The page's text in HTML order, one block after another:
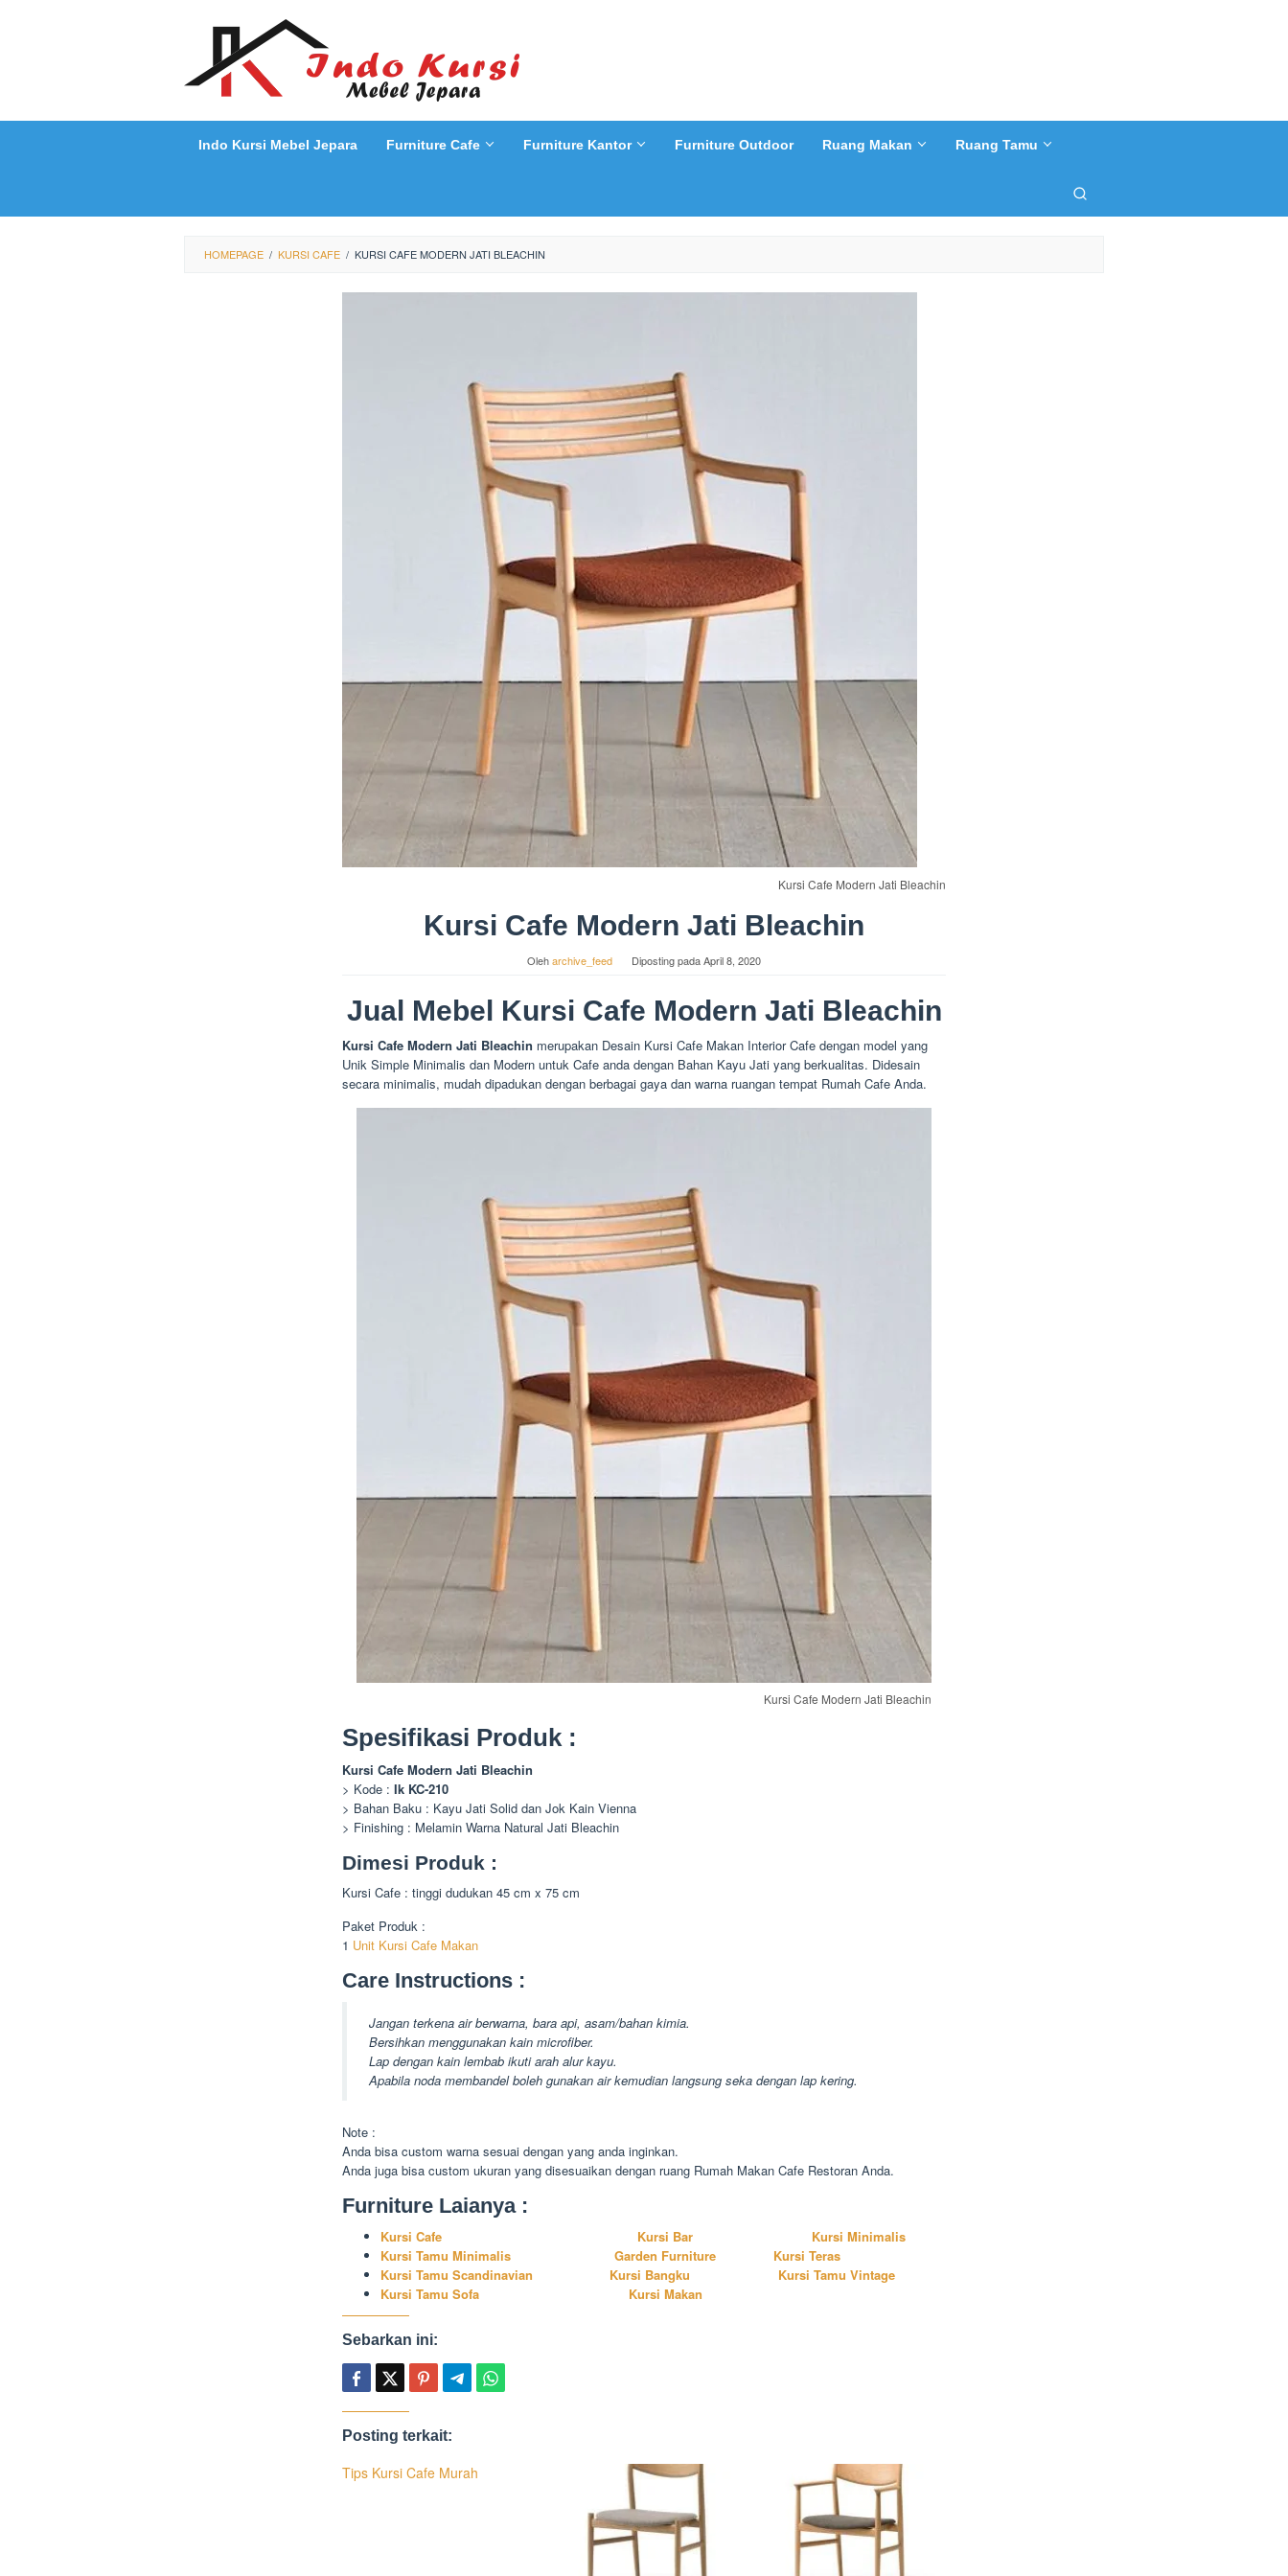
Indo Kursi Mebel Jepara Furniture Cafe Furniture Kantor Furniture Outdoor Ruang Makan Ruang Tamu
HOMEPAGE / KURSI CAFE / KURSI CAFE MODERN JATI BLEACHIN
Kursi Cafe Modern Jati Bleachin
Kursi Cafe Modern Jati Bleachin
Oleharchive_feed Diposting padaApril 8, 2020
Jual Mebel Kursi Cafe Modern Jati Bleachin
Kursi Cafe Modern Jati Bleachin merupakan Desain Kursi Cafe Makan Interior Cafe dengan model yang
Unik Simple Minimalis dan Modern untuk Cafe anda dengan Bahan Kayu Jati yang berkualitas. Didesain
secara minimalis, mudah dipadukan dengan berbagai gaya dan warna ruangan tempat Rumah Cafe Anda.
Kursi Cafe Modern Jati Bleachin
Spesifikasi Produk :
Kursi Cafe Modern Jati Bleachin
> Kode : Ik KC-210
> Bahan Baku : Kayu Jati Solid dan Jok Kain Vienna
> Finishing : Melamin Warna Natural Jati Bleachin
Dimesi Produk :
Kursi Cafe : tinggi dudukan 45 cm x 75 cm
Paket Produk :
1 Unit Kursi Cafe Makan
Care Instructions :
Jangan terkena air berwarna, bara api, asam/bahan kimia.
Bersihkan menggunakan kain microfiber.
Lap dengan kain lembab ikuti arah alur kayu.
Apabila noda membandel boleh gunakan air kemudian langsung seka dengan lap kering.
Note :
Anda bisa custom warna sesuai dengan yang anda inginkan.
Anda juga bisa custom ukuran yang disesuaikan dengan ruang Rumah Makan Cafe Restoran Anda.
Furniture Laianya :
Kursi Cafe Kursi Bar
Kursi Minimalis
Kursi Tamu Minimalis
Garden Furniture
Kursi Teras
Kursi Tamu Scandinavian
Kursi Bangku
Kursi Tamu Vintage
Kursi Tamu Sofa
Kursi Makan
Sebarkan ini:
Posting terkait:
Tips Kursi Cafe Murah